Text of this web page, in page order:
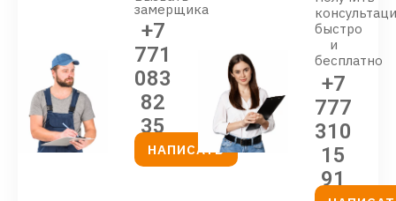
замерщика
+7
771
083
82
35
НАПИСАТЬ
быстро
и
бесплатно
+7
777
310
15
91